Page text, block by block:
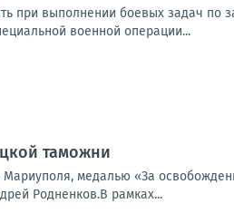
при выполнении боевых задач по
военной операции...
таможни
Мариуполя, медалью «За
Родненков.В рамках...